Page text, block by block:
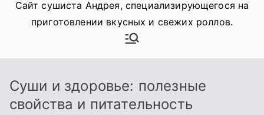
Сайт сушиста Андрея, специализирующегося на
приготовлении вкусных и свежих роллов.
Суши и здоровье: полезные
свойства и питательность